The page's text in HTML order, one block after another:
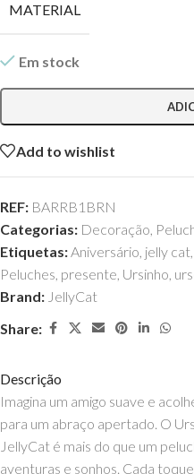
MATERIAL
Em stock
Add to wishlist
REF: BARRB1BRN
Categorias: Decoração,
Etiquetas:Aniversário, jelly cat,
Peluches, presente, Ursinho,
Brand: JellyCat
Share:
Descrição
Imagina um amigo suave e
para um abraço apertado. O
JellyCat é mais do que um
aventuras e sonhos. Cada